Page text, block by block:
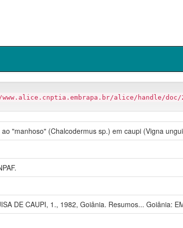
alice/handle/doc/
"manhoso" (Chalcodermus sp.) em caupi (Vigna
DE CAUPI, 1., 1982, Goiânia. Resumos... Goiânia: